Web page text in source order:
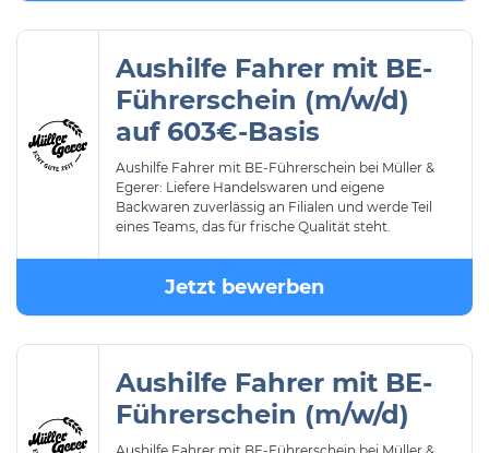
Aushilfe Fahrer mit BE-
Führerschein (m/w/d)
auf 603€-Basis
Aushilfe Fahrer mit BE-Führerschein bei Müller &
Egerer: Liefere Handelswaren und eigene
Backwaren zuverlässig an Filialen und werde Teil
eines Teams, das für frische Qualität steht.
Jetzt bewerben
Aushilfe Fahrer mit BE-
Führerschein (m/w/d)